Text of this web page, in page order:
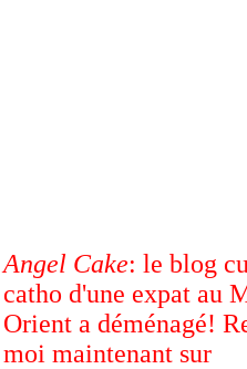
Angel Cake: le blog
catho d'une expat au
Orient a déménagé!
moi maintenant sur